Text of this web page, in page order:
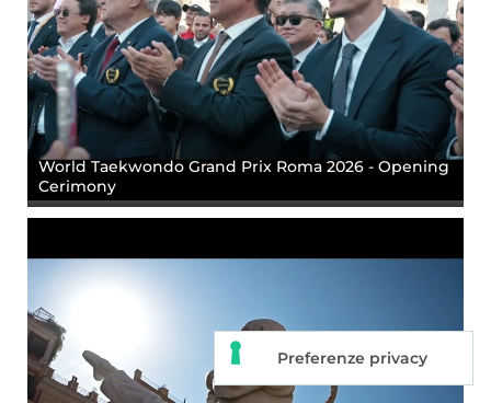
World Taekwondo Grand Prix Roma 2026 - Opening
Cerimony